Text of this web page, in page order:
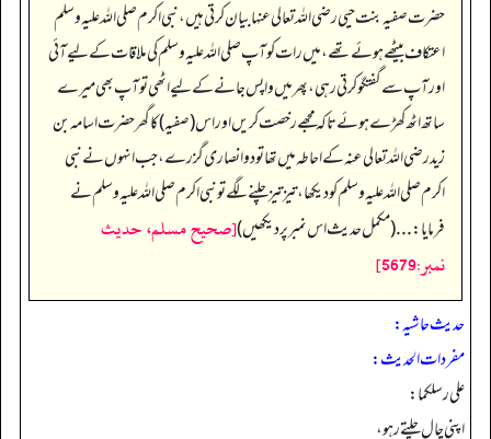
حضرت صفیہ بنت حیی رضی اللہ تعالی عنہا بیان کرتی ہیں، نبی اکرم صلی اللہ علیہ وسلم
اعتکاف بیٹھے ہوئے تھے، میں رات کو آپ صلی اللہ علیہ وسلم کی ملاقات کے لیے آئی
اور آپ سے گفتگو کرتی رہی، پھر میں واپس جانے کے لیے اٹھی تو آپ بھی میرے
ساتھ اٹھ کھڑے ہوئے تاکہ مجھے رخصت کریں اور اس (صفیہ) کا گھر حضرت اسامہ بن
زید رضی اللہ تعالی عنہ کے احاطہ میں تھا تو دو انصاری گزرے، جب انہوں نے نبی
اکرم صلی اللہ علیہ وسلم کو دیکھا، تیز تیز چلنے لگے تو نبی اکرم صلی اللہ علیہ وسلم نے
فرمایا:... (مکمل حدیث اس نمبر پر دیکھیں)[صحيح مسلم، حديث
نمبر:5679]
حدیث حاشیہ:
مفردات الحدیث:
علي رسلكما:
اپنی چال چلتے رہو،